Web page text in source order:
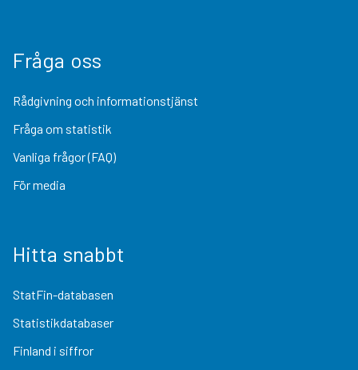
Fråga oss
Rådgivning och informationstjänst
Fråga om statistik
Vanliga frågor (FAQ)
För media
Hitta snabbt
StatFin-databasen
Statistikdatabaser
Finland i siffror